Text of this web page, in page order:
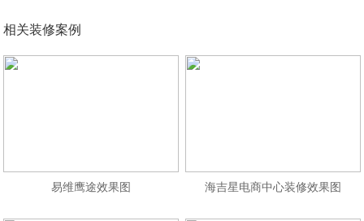
相关装修案例
易维鹰途效果图 海吉星电商中心装修效果图